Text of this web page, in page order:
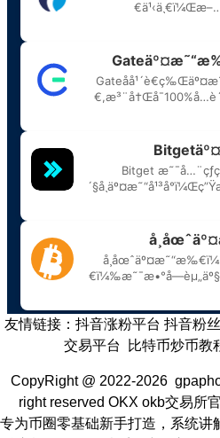
友情链接： 抖音涨粉平台 抖音粉
交易平台
比特币炒币教
CopyRight @ 2022-2026
right reserved OKX okb交易所
专为币圈零基础新手打造，系统讲